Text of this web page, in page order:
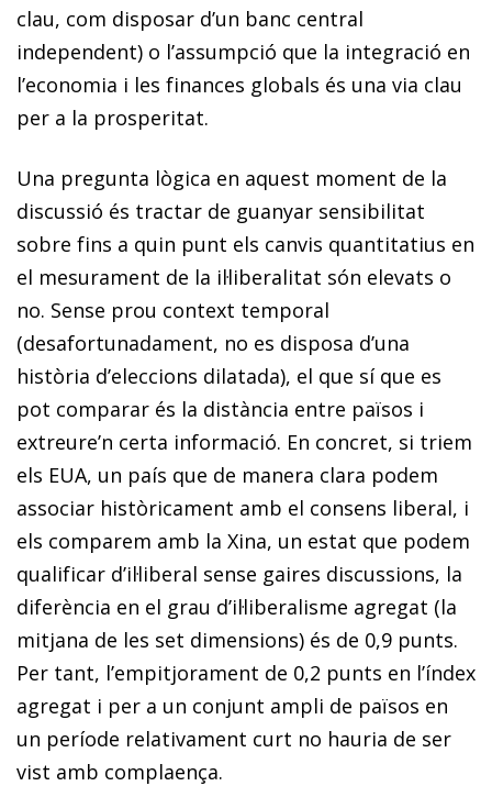
clau, com disposar d’un banc central
independent) o l’assumpció que la integració en
l’economia i les finances globals és una via clau
per a la prosperitat.
Una pregunta lògica en aquest moment de la
discussió és tractar de guanyar sensibilitat
sobre fins a quin punt els canvis quantitatius en
el mesurament de la il·liberalitat són elevats o
no. Sense prou context temporal
(desafortunadament, no es disposa d’una
història d’eleccions dilatada), el que sí que es
pot comparar és la distància entre països i
extreure’n certa informació. En concret, si triem
els EUA, un país que de manera clara podem
associar històricament amb el consens liberal, i
els comparem amb la Xina, un estat que podem
qualificar d’il·liberal sense gaires discussions, la
diferència en el grau d’il·liberalisme agregat (la
mitjana de les set dimensions) és de 0,9 punts.
Per tant, l’empitjorament de 0,2 punts en l’índex
agregat i per a un conjunt ampli de països en
un període relativament curt no hauria de ser
vist amb complaença.